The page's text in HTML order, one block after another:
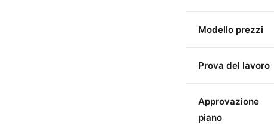
Modello prezzi
Prova del lavoro
Approvazione
piano